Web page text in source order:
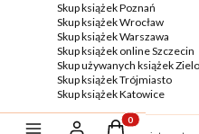
Skup książek Poznań
Skup książek Wrocław
Skup książek Warszawa
Skup książek online Szczecin
Skup używanych książek
Skup książek Trójmiasto
Skup książek Katowice
Produkty w